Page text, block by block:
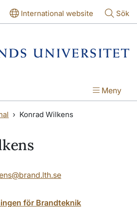
International website Sök
Meny
Konrad Wilkens
för Brandteknik